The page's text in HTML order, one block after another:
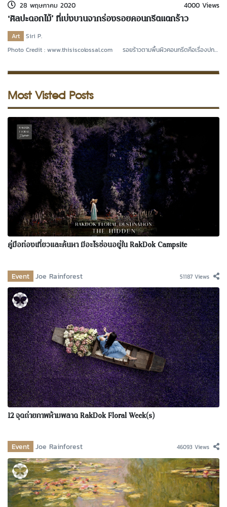
Twitter
Channel Youtube
28 พฤษภาคม 2020 4000 Views
‘ศิลปะดอกไม้’ ที่เบ่งบานจากร่องรอยคอนกรีตแตกร้าว
Art
Siri P.
Photo Credit : www.thisiscolossal.com รอยร้าวตามพื้นผิวคอนกรีตคือเรื่องปก
Most Visted Posts
คู่มือท่องเที่ยวและค้นหา มีอะไรซ่อนอยู่ใน RakDok Campsite
Event Joe Rainforest 51187 Views
12 จุดถ่ายภาพห้ามพลาด RakDok Floral Week(s)
Event Joe Rainforest 46093 Views